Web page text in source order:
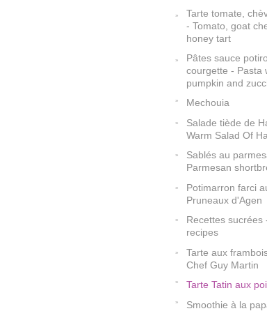
Tarte tomate,
- Tomato, goat
honey tart
Pâtes sauce
courgette - Pasta
pumpkin and
Mechouia
Salade tiède de
Warm Salad Of
Sablés au
Parmesan
Potimarron farci
Pruneaux d'Agen
Recettes sucrées
recipes
Tarte aux
Chef Guy Martin
Tarte Tatin aux
Smoothie à la